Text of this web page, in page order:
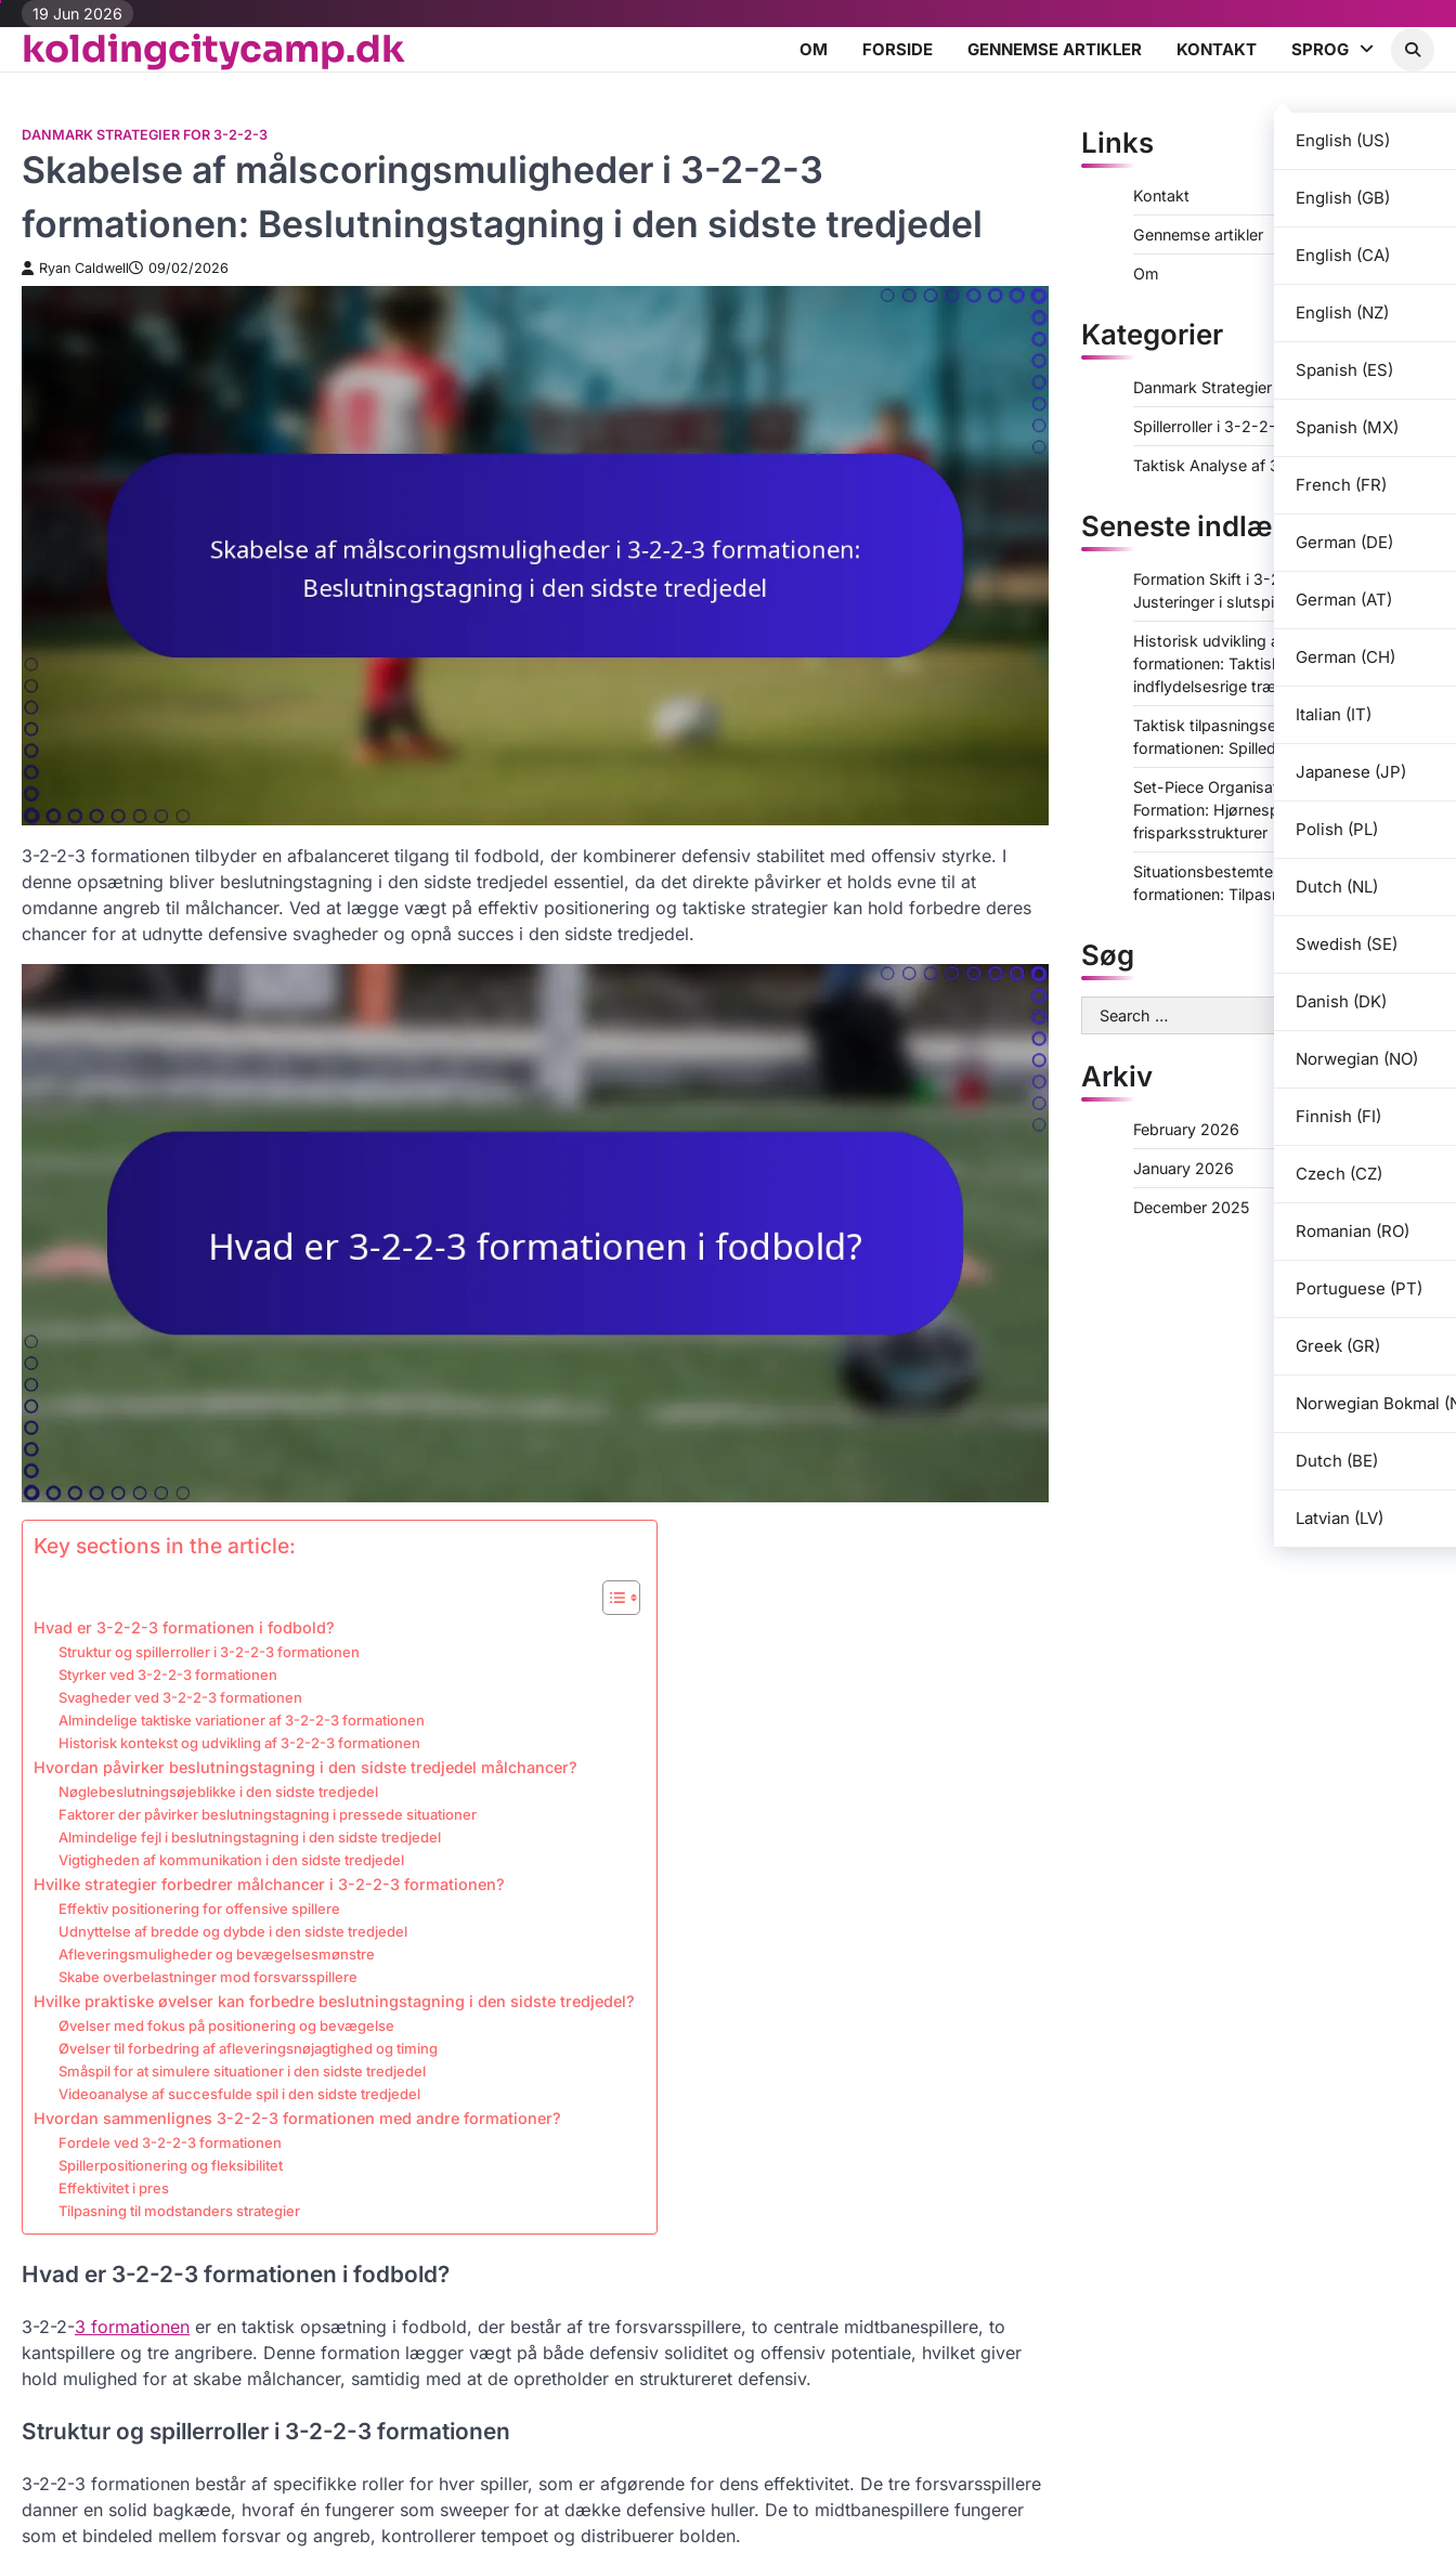
Skip
content
19 Jun 2026
koldingcitycamp.dk OM FORSIDE GENNEMSE ARTIKLER KONTAKT SPROG
English (US)
English (GB)
English (CA)
English (NZ)
Spanish (ES)
Spanish (MX)
French (FR)
German (DE)
German (AT)
German (CH)
Italian (IT)
Japanese (JP)
Polish (PL)
Dutch (NL)
Swedish (SE)
Danish (DK)
Norwegian (NO)
Finnish (FI)
Czech (CZ)
Romanian (RO)
Portuguese (PT)
Greek (GR)
Norwegian Bokmal
Dutch (BE)
Latvian (LV)
DANMARK STRATEGIER FOR 3-2-2-3
Skabelse af målscoringsmuligheder i 3-2-2-3
formationen: Beslutningstagning i den sidste tredjedel
Ryan Caldwell 09/02/2026
3-2-2-3 formationen tilbyder en afbalanceret tilgang til fodbold, der kombinerer defensiv stabilitet med offensiv styrke. I
denne opsætning bliver beslutningstagning i den sidste tredjedel essentiel, da det direkte påvirker et holds evne til at
omdanne angreb til målchancer. Ved at lægge vægt på effektiv positionering og taktiske strategier kan hold forbedre deres
chancer for at udnytte defensive svagheder og opnå succes i den sidste tredjedel.
Key sections in the article:
Hvad er 3-2-2-3 formationen i fodbold?
Struktur og spillerroller i 3-2-2-3 formationen
Styrker ved 3-2-2-3 formationen
Svagheder ved 3-2-2-3 formationen
Almindelige taktiske variationer af 3-2-2-3 formationen
Historisk kontekst og udvikling af 3-2-2-3 formationen
Hvordan påvirker beslutningstagning i den sidste tredjedel målchancer?
Nøglebeslutningsøjeblikke i den sidste tredjedel
Faktorer der påvirker beslutningstagning i pressede situationer
Almindelige fejl i beslutningstagning i den sidste tredjedel
Vigtigheden af kommunikation i den sidste tredjedel
Hvilke strategier forbedrer målchancer i 3-2-2-3 formationen?
Effektiv positionering for offensive spillere
Udnyttelse af bredde og dybde i den sidste tredjedel
Afleveringsmuligheder og bevægelsesmønstre
Skabe overbelastninger mod forsvarsspillere
Hvilke praktiske øvelser kan forbedre beslutningstagning i den sidste tredjedel?
Øvelser med fokus på positionering og bevægelse
Øvelser til forbedring af afleveringsnøjagtighed og timing
Småspil for at simulere situationer i den sidste tredjedel
Videoanalyse af succesfulde spil i den sidste tredjedel
Hvordan sammenlignes 3-2-2-3 formationen med andre formationer?
Fordele ved 3-2-2-3 formationen
Spillerpositionering og fleksibilitet
Effektivitet i pres
Tilpasning til modstanders strategier
Hvad er 3-2-2-3 formationen i fodbold?
3-2-2-3 formationen er en taktisk opsætning i fodbold, der består af tre forsvarsspillere, to centrale midtbanespillere, to
kantspillere og tre angribere. Denne formation lægger vægt på både defensiv soliditet og offensiv potentiale, hvilket giver
hold mulighed for at skabe målchancer, samtidig med at de opretholder en struktureret defensiv.
Struktur og spillerroller i 3-2-2-3 formationen
3-2-2-3 formationen består af specifikke roller for hver spiller, som er afgørende for dens effektivitet. De tre forsvarsspillere
danner en solid bagkæde, hvoraf én fungerer som sweeper for at dække defensive huller. De to midtbanespillere fungerer
som et bindeled mellem forsvar og angreb, kontrollerer tempoet og distribuerer bolden.
Links
Kontakt
Gennemse artikler
Om
Kategorier
Danmark Strategier for 3-2-2-3
Spillerroller i 3-2-2-3
Taktisk Analyse af 3-2-2-3
Seneste indlæg
Formation Skift i 3-2-2-3 Formation:
Justeringer i slutspillet, udskiftninger
Historisk udvikling af 3-2-2-3
formationen: Taktiske ændringer,
indflydelsesrige trænere
Taktisk tilpasningsevne i 3-2-2-3
formationen: Spilledelse, fleksibilitet
Set-Piece Organisation i 3-2-2-3
Formation: Hjørnespark,
frisparksstrukturer
Situationsbestemte taktikker i 3-2-2-3
formationen: Tilpasning til spillets gang
Søg
Search
for:
Arkiv
February 2026
January 2026
December 2025